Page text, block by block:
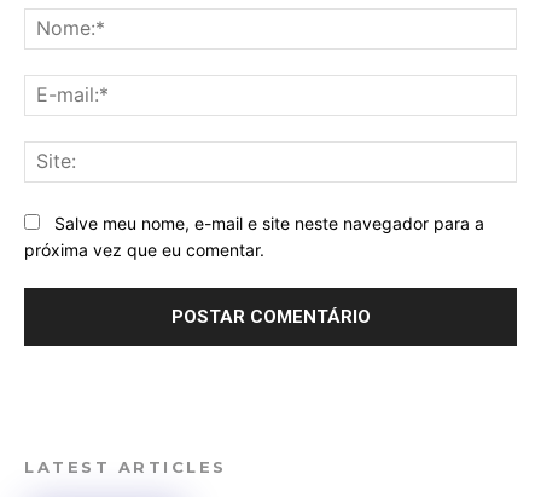
Salve meu nome, e-mail e site neste navegador para a
próxima vez que eu comentar.
LATEST ARTICLES